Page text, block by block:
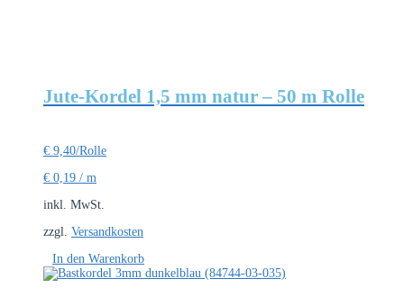
Jute-Kordel 1,5 mm natur – 50 m Rolle
€ 9,40/Rolle
€ 0,19 / m
inkl. MwSt.
zzgl. Versandkosten
In den Warenkorb